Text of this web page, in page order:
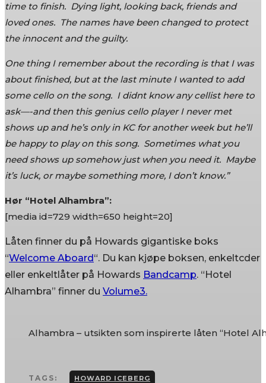
time to finish. Dying light, looking back, friends and
loved ones. The names have been changed to protect
the innocent and the guilty.
One thing I remember about the recording is that I was
about finished, but at the last minute I wanted to add
some cello on the song. I didnt know any cellist here to
ask—-and then this genius cello player I never met
shows up and he’s only in KC for another week but he’ll
be happy to play on this song. Sometimes what you
need shows up somehow just when you need it. Maybe
it’s luck, or maybe something more, I don’t know.”
Hør “Hotel Alhambra”:
[media id=729 width=650 height=20]
Låten finner du på Howards gigantiske boks
“Welcome Aboard“. Du kan kjøpe boksen, enkeltcder
eller enkeltlåter på Howards Bandcamp. “Hotel
Alhambra” finner du Volume3.
Alhambra – utsikten som inspirerte låten “Hotel
TAGS: HOWARD ICEBERG